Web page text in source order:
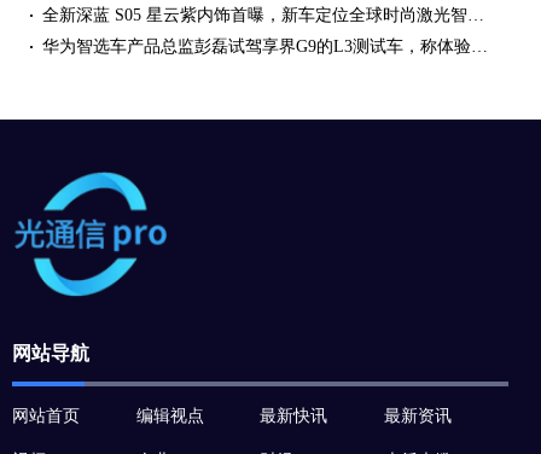
全新深蓝 S05 星云紫内饰首曝，新车定位全球时尚激光智能 SUV
华为智选车产品总监彭磊试驾享界G9的L3测试车，称体验划时代
网站导航
网站首页 编辑视点 最新快讯 最新资讯